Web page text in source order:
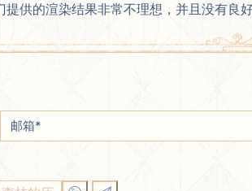
供的渲染结果非常不理想，并且没有良
邮箱*